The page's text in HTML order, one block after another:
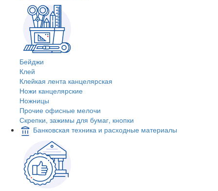
Бейджи
Клей
Клейкая лента канцелярская
Ножи канцелярские
Ножницы
Прочие офисные мелочи
Скрепки, зажимы для бумаг, кнопки
Банковская техника и расходные материалы